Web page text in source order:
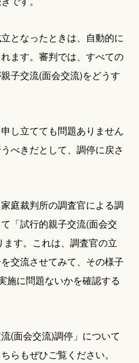
となったときは、自動的に
ます。審判では、すべての
子交流(面会交流)をどうす
し立てても問題ありません
べきだとして、調停に戻さ
庭裁判所の調査官による調
「試行的親子交流(面会交
す。これは、調査官の立
交流させてみて、その様子
施に問題ないかを確認する
(面会交流)調停」について
らもぜひご覧ください。